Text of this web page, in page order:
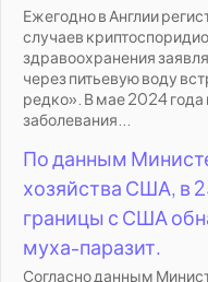
Ежегодно в Англии
случаев
здравоохранения
через питьевую воду
редко». В мае 2024
заболевания...
По данным
хозяйства США, в
границы с США
муха-паразит.
Согласно данным